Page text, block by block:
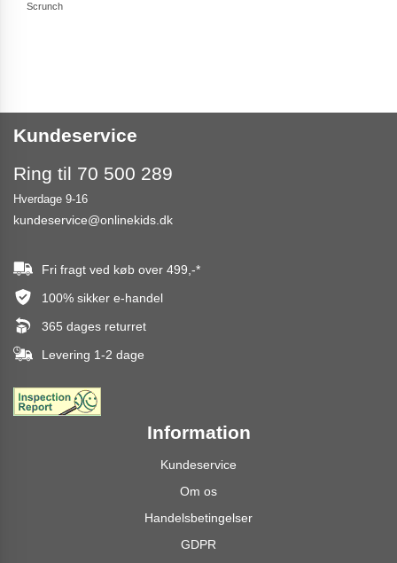
Scrunch
Kundeservice
Ring til 70 500 289
Hverdage 9-16
kundeservice@onlinekids.dk
Fri fragt ved køb over 499,-*
100% sikker e-handel
365 dages returret
Levering 1-2 dage
Information
Kundeservice
Om os
Handelsbetingelser
GDPR